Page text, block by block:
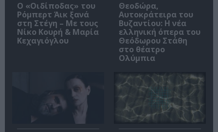
O «Οιδίποδας» του
Ρόμπερτ Άικ ξανά
στη Στέγη – Με τους
Νίκο Κουρή & Μαρία
Κεχαγιόγλου
Θεοδώρα,
Αυτοκράτειρα του
Βυζαντίου: Η νέα
ελληνική όπερα του
Θεόδωρου Στάθη
στο θέατρο
Ολύμπια